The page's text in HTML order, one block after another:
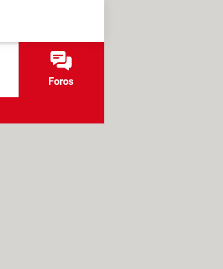
Foros